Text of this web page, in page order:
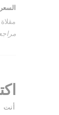
السعر
أنت